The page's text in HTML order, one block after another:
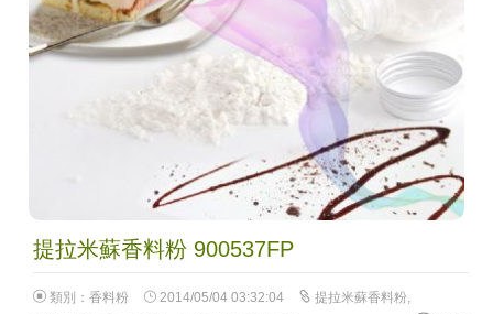
提拉米蘇香料粉 900537FP
類別： 香料粉 2014/05/04 03:32:04 提拉米蘇香料粉,